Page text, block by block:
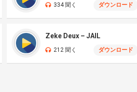
334 聞く ダウンロード
Zeke Deux – JAIL
212 聞く ダウンロード